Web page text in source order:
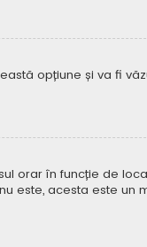
opțiune și va fi
orar în funcție de
este, acesta este un